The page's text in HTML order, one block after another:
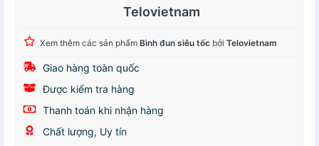
Telovietnam
Xem thêm các sản phẩm Bình đun siêu tốc bởi Telovietnam
Giao hàng toàn quốc
Được kiểm tra hàng
Thanh toán khi nhận hàng
Chất lượng, Uy tín